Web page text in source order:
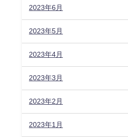
2023年6月
2023年5月
2023年4月
2023年3月
2023年2月
2023年1月